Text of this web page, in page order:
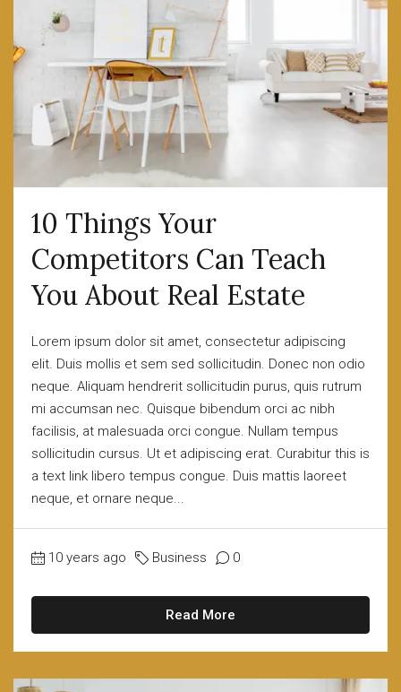
10 Things Your
Competitors Can Teach
You About Real Estate
Lorem ipsum dolor sit amet, consectetur adipiscing
elit. Duis mollis et sem sed sollicitudin. Donec non odio
neque. Aliquam hendrerit sollicitudin purus, quis rutrum
mi accumsan nec. Quisque bibendum orci ac nibh
facilisis, at malesuada orci congue. Nullam tempus
sollicitudin cursus. Ut et adipiscing erat. Curabitur this is
a text link libero tempus congue. Duis mattis laoreet
neque, et ornare neque...
10 years ago Business 0
Read More